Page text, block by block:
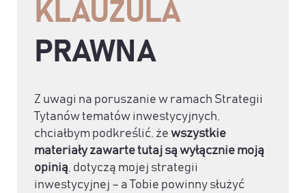
KLAUZULA
PRAWNA
Z uwagi na poruszanie w ramach Strategii
Tytanów tematów inwestycyjnych,
chciałbym podkreślić, że wszystkie
materiały zawarte tutaj są wyłącznie moją
opinią, dotyczą mojej strategii
inwestycyjnej – a Tobie powinny służyć